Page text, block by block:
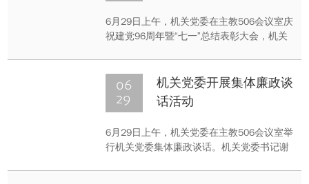
6月29日上午，机关党委在主教506会议室庆
祝建党96周年暨“七一”总结表彰大会，机关
体代表和个人以及部分入党积极分子参加了
本次大会。
06
29
机关党委开展集体廉政谈
话活动
6月29日上午，机关党委在主教506会议室举
行机关党委集体廉政谈话。机关党委书记谢